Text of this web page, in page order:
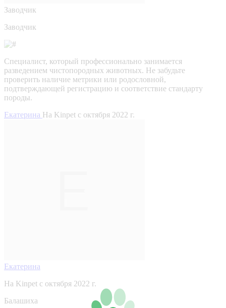
Заводчик
Заводчик
Специалист, который профессионально занимается
разведением чистопородных животных. Не забудьте
проверить наличие метрики или родословной,
подтверждающей регистрацию и соответствие стандарту
породы.
Екатерина На Kinpet c октября 2022 г.
Екатерина
На Kinpet c октября 2022 г.
Балашиха